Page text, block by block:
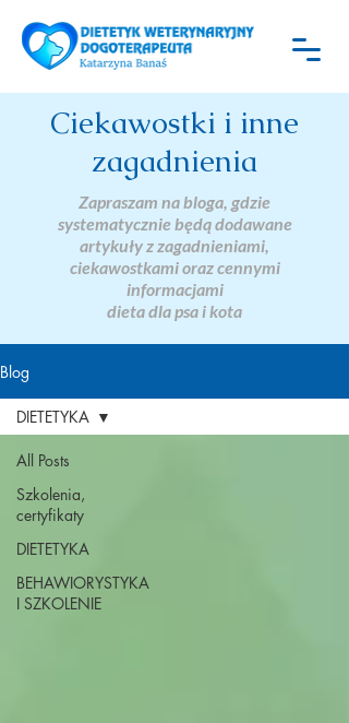
Ciekawostki i inne
zagadnienia
Zapraszam na bloga, gdzie
systematycznie będą dodawane
artykuły z zagadnieniami,
ciekawostkami oraz cennymi
informacjami
dieta dla psa i kota
Blog
All Posts
Szkolenia,
certyfikaty
DIETETYKA
BEHAWIORYSTYKA
I SZKOLENIE
DIETETYKA